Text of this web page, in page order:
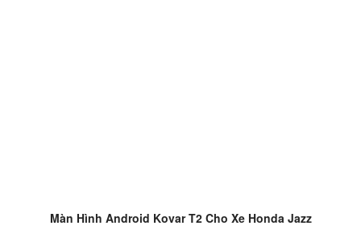
Màn Hình Android Kovar T2 Cho Xe Honda Jazz